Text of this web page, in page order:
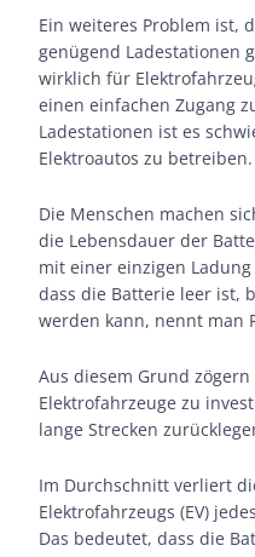
Ein weiteres Problem ist,
genügend Ladestationen
wirklich für
einen einfachen Zugang
Ladestationen ist es
Elektroautos zu betreiben.
Die Menschen machen
die Lebensdauer der
mit einer einzigen
dass die Batterie leer ist,
werden kann, nennt man
Aus diesem Grund
Elektrofahrzeuge zu
lange Strecken
Im Durchschnitt verliert
Elektrofahrzeugs (EV)
Das bedeutet, dass die